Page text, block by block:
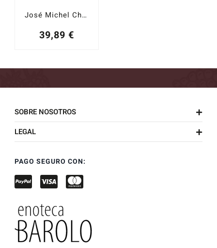
José Michel Chapitre Extra Brut
39,89 €
SOBRE NOSOTROS
LEGAL
PAGO SEGURO CON: